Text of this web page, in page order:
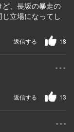
、長坂の暴走の
立場になってし
18
返信する
...
13
返信する
...